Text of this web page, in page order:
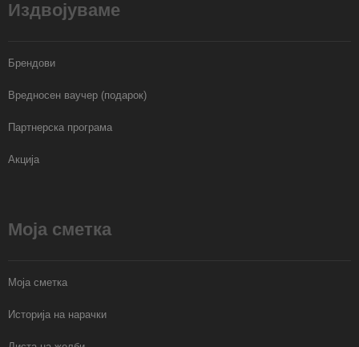
Издвојуваме
Брендови
Вредносен ваучер (подарок)
Партнерска програма
Акција
Моја сметка
Моја сметка
Историја на нарачки